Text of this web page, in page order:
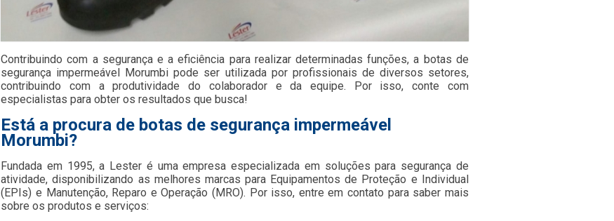
Contribuindo com a segurança e a eficiência para realizar determinadas funções, a botas de
segurança impermeável Morumbi pode ser utilizada por profissionais de diversos setores,
contribuindo com a produtividade do colaborador e da equipe. Por isso, conte com
especialistas para obter os resultados que busca!
Está a procura de botas de segurança impermeável
Morumbi?
Fundada em 1995, a Lester é uma empresa especializada em soluções para segurança de
atividade, disponibilizando as melhores marcas para Equipamentos de Proteção e Individual
(EPIs) e Manutenção, Reparo e Operação (MRO). Por isso, entre em contato para saber mais
sobre os produtos e serviços: